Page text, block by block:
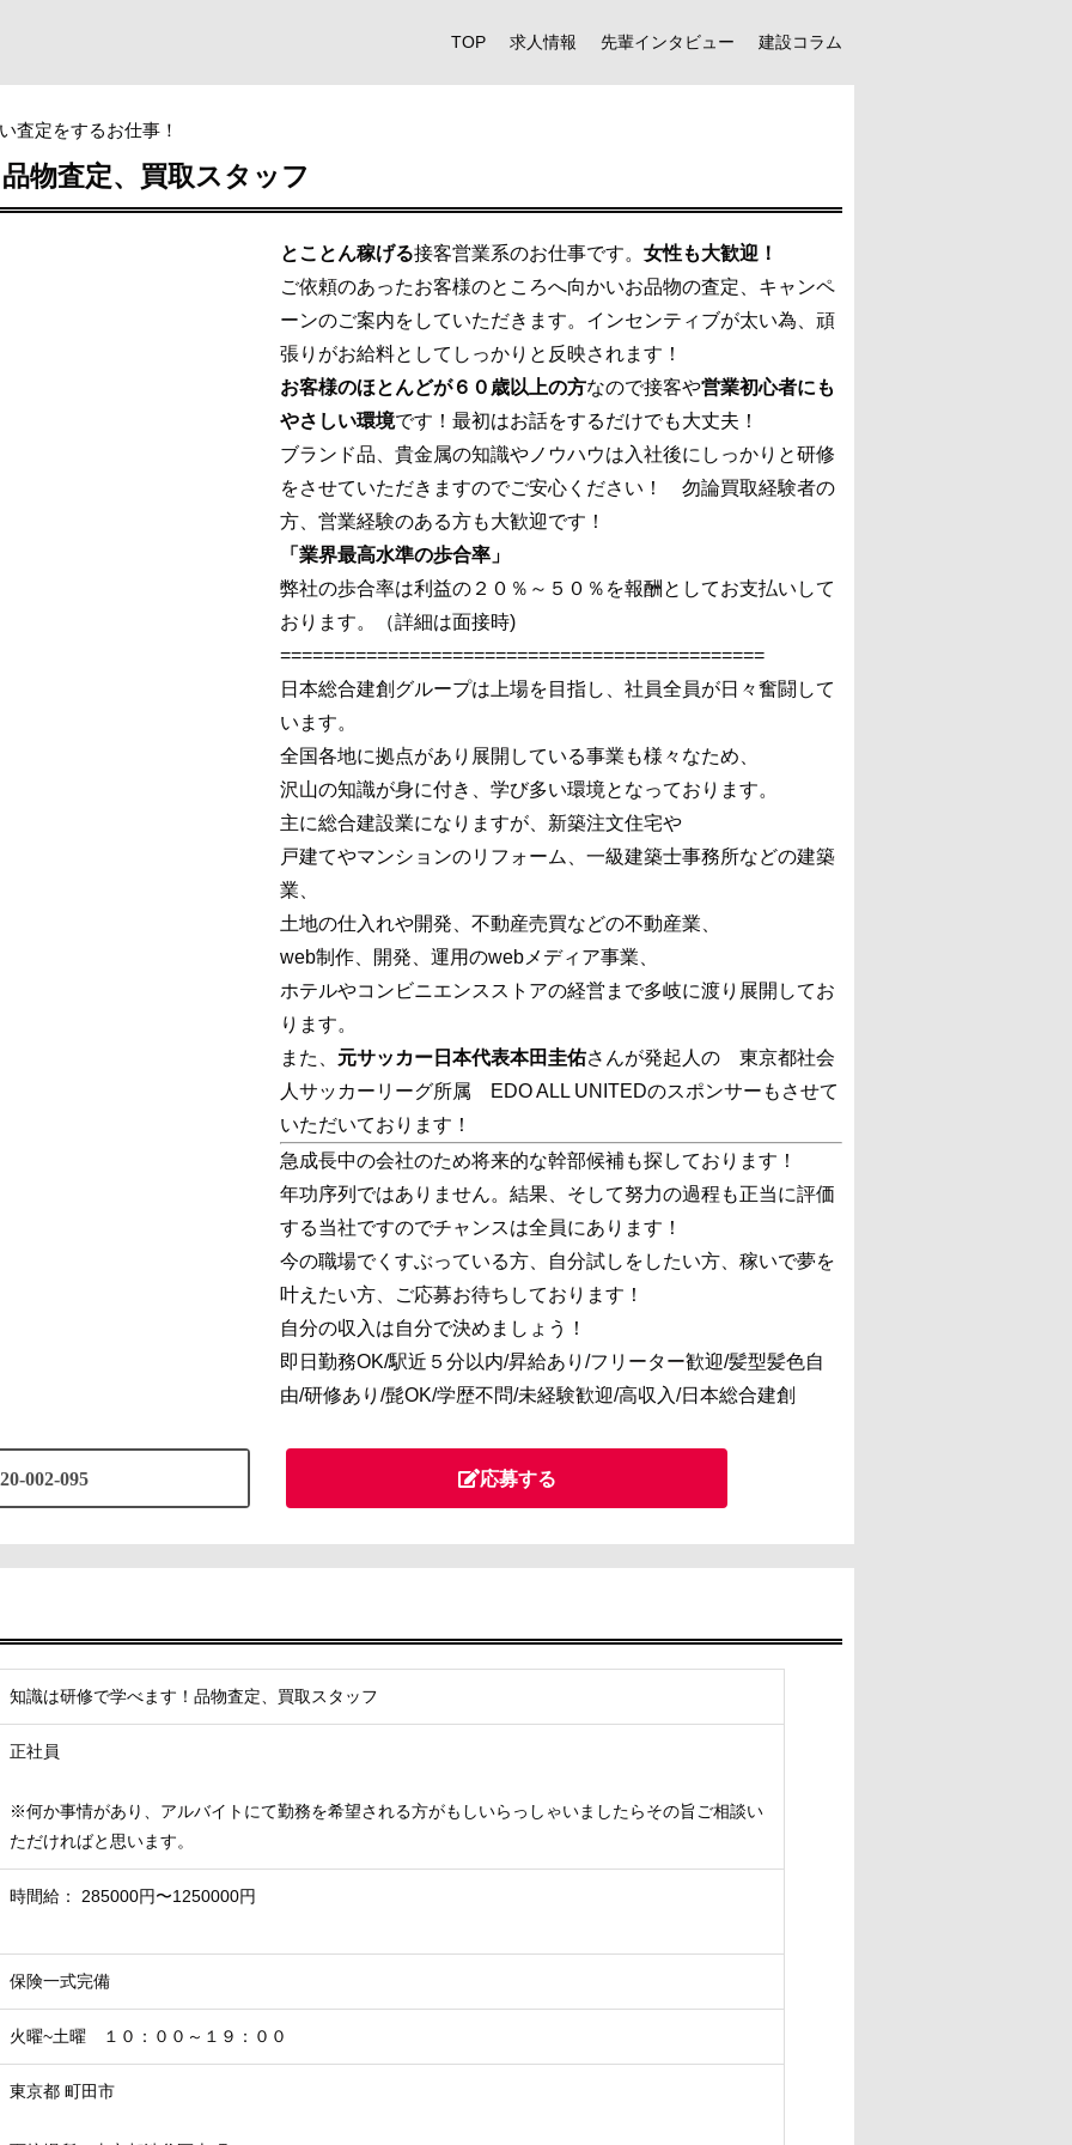
TOP 求人情報 先輩インタビュー 建設コラム
査定をするお仕事！
物査定、買取スタッフ
とことん稼げる接客営業系のお仕事です。 女性も大歓迎！
ご依頼のあったお客様のところへ向かいお品物の査定、キャンペ
ーンのご案内をしていただきます。インセンティブが太い為、頑
張りがお給料としてしっかりと反映されます！
お客様のほとんどが６０歳以上の方なので接客や営業初心者にも
やさしい環境です！ 最初はお話をするだけでも大丈夫！
ブランド品、貴金属の知識やノウハウは入社後にしっかりと研修
をさせていただきますのでご安心ください！ 勿論買取経験者の
方、営業経験のある方も大歓迎です！
「業界最高水準の歩合率」
弊社の歩合率は利益の２０％～５０％を報酬としてお支払いして
おります。（詳細は面接時)
=============================================
日本総合建創グループは上場を目指し、社員全員が日々奮闘して
います。
全国各地に拠点があり展開している事業も様々なため、
沢山の知識が身に付き、学び多い環境となっております。
主に総合建設業になりますが、新築注文住宅や
戸建てやマンションのリフォーム、一級建築士事務所などの建築
業、
土地の仕入れや開発、不動産売買などの不動産業、
web制作、開発、運用のwebメディア事業、
ホテルやコンビニエンスストアの経営まで多岐に渡り展開してお
ります。
また、 元サッカー日本代表本田圭佑さんが発起人の 東京都社会
人サッカーリーグ所属 EDO ALL UNITEDのスポンサーもさせて
いただいております！
急成長中の会社のため将来的な幹部候補も探しております！
年功序列ではありません。結果、そして努力の過程も正当に評価
する当社ですのでチャンスは全員にあります！
今の職場でくすぶっている方、自分試しをしたい方、稼いで夢を
叶えたい方、ご応募お待ちしております！
自分の収入は自分で決めましょう！
即日勤務OK/駅近５分以内/昇給あり/フリーター歓迎/髪型髪色自
由/研修あり/髭OK/学歴不問/未経験歓迎/高収入/日本総合建創
002-095 応募する
知識は研修で学べます！品物査定、買取スタッフ
正社員
※何か事情があり、アルバイトにて勤務を希望される方がもしいらっしゃいましたらその旨ご相談い
ただければと思います。
時間給： 285000円〜1250000円
保険一式完備
火曜~土曜 １０：００～１９：００
東京都 町田市